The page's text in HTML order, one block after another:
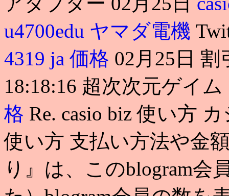
u4700edu ヤマダ電機
4319 ja 価格 02月25日 割
18:18:16 超次次元ゲイ
格 Re. casio biz 使い方
使い方 支払い方法や金
り』は、このblogram会